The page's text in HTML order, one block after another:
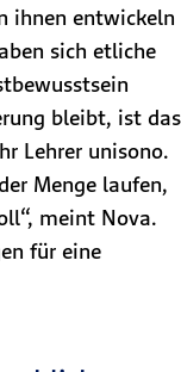
ihnen entwickeln
sich etliche
bleibt, ist das
Lehrer unisono.
Menge laufen,
meint Nova.
für eine